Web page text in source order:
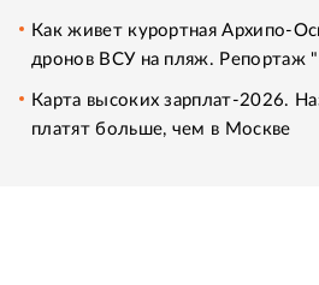
Как живет курортная Архипо-
дронов ВСУ на пляж. Репортаж
Карта высоких зарплат-2026.
платят больше, чем в Москве